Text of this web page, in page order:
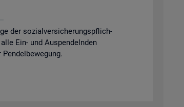
der so­zi­al­ver­si­che­rungs­pflich­
Ein- und Aus­pen­deln­den